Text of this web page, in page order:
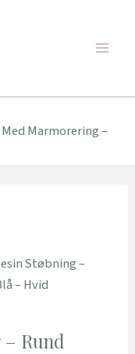
Marmorering –
Støbning –
– Hvid
Rund